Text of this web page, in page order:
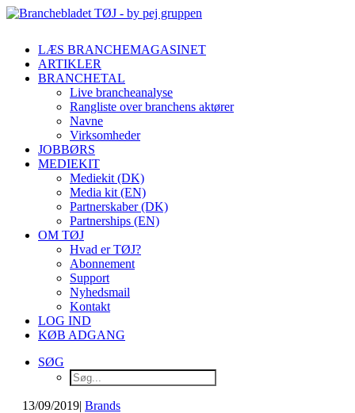
LÆS BRANCHEMAGASINET
ARTIKLER
BRANCHETAL
Live brancheanalyse
Rangliste over branchens aktører
Navne
Virksomheder
JOBBØRS
MEDIEKIT
Mediekit (DK)
Media kit (EN)
Partnerskaber (DK)
Partnerships (EN)
OM TØJ
Hvad er TØJ?
Abonnement
Support
Nyhedsmail
Kontakt
LOG IND
KØB ADGANG
SØG
13/09/2019| Brands